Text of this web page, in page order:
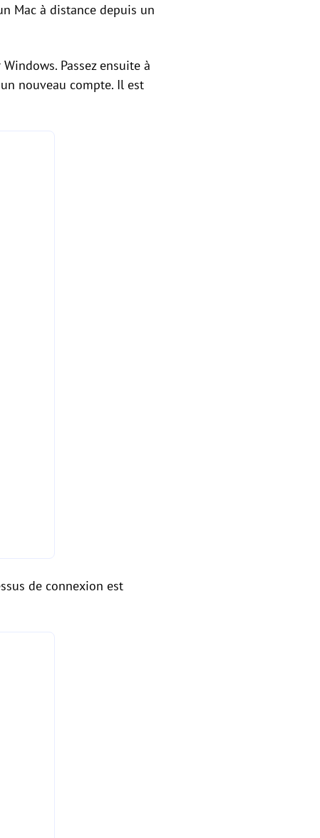
Mac à distance depuis un
Passez ensuite à
nouveau compte. Il est
de connexion est